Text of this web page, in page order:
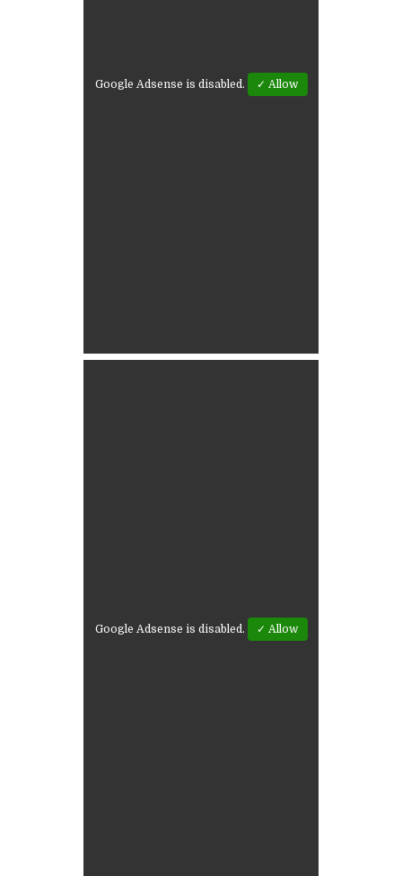
Google Adsense is disabled. ✓ Allow
Google Adsense is disabled. ✓ Allow